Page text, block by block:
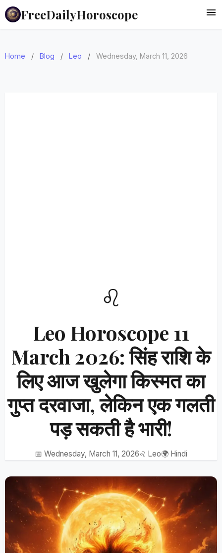
FreeDailyHoroscope
Home / Blog / Leo / Wednesday, March 11, 2026
♌
Leo Horoscope 11
March 2026: सिंह राशि के
लिए आज खुलेगा किस्मत का
गुप्त दरवाजा, लेकिन एक गलती
पड़ सकती है भारी!
📅 Wednesday, March 11, 2026♌ Leo🌍 Hindi